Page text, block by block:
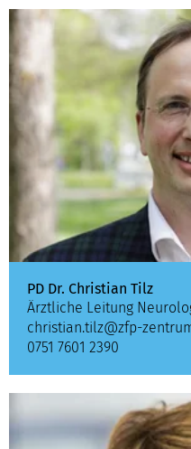
PD Dr. Christian Tilz
Ärztliche Leitung
christian.tilz@zfp-
0751 7601 2390